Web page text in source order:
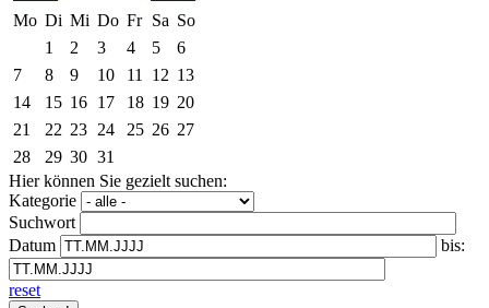
Mo Di Mi Do Fr Sa So
1
2 3 4 5
6
7
8 9 10 11 12 13
14
15 16 17 18 19 20
21
22 23 24 25 26 27
28
29 30 31
Hier können Sie gezielt suchen:
Kategorie
Suchwort
Datum
bis:
reset